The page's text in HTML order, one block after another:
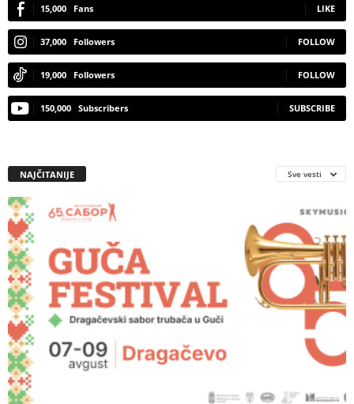
15,000 Fans LIKE
37,000 Followers FOLLOW
19,000 Followers FOLLOW
150,000 Subscribers SUBSCRIBE
NAJČITANIJE Sve vesti